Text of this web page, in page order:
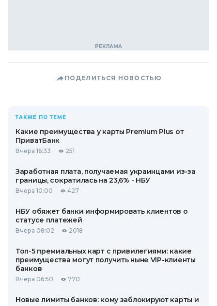
ПОДЕЛИТЬСЯ НОВОСТЬЮ
ТАКЖЕ ПО ТЕМЕ
Какие преимущества у карты Premium Plus от
ПриватБанк
Вчера 16:33 251
Заработная плата, получаемая украинцами из-за
границы, сократилась на 23,6% - НБУ
Вчера 10:00 427
НБУ обяжет банки информировать клиентов о
статусе платежей
Вчера 08:02 2018
Топ-5 премиальных карт с привилегиями: какие
преимущества могут получить ныне VIP-клиенты
банков
Вчера 06:50 770
Новые лимиты банков: кому заблокируют карты и